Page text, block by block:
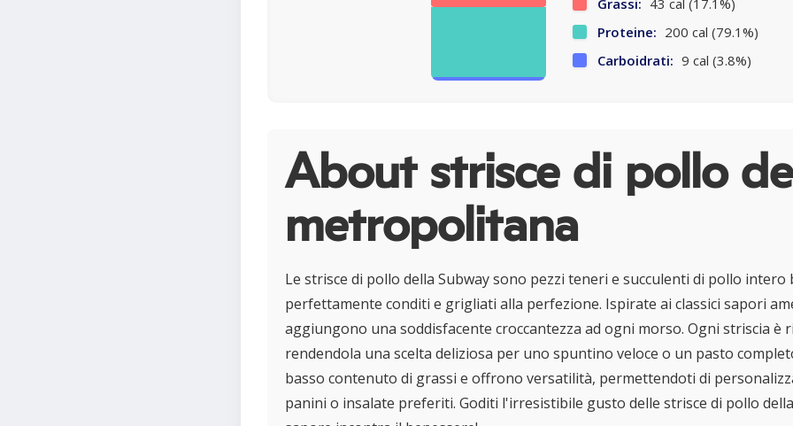
Grassi: 43 cal (17.1%)
Proteine: 200 cal (79.1%)
Carboidrati: 9 cal (3.8%)
About strisce di pollo
metropolitana
Le strisce di pollo della Subway sono pezzi teneri e succulenti di pollo intero
perfettamente conditi e grigliati alla perfezione. Ispirate ai classici sapori
aggiungono una soddisfacente croccantezza ad ogni morso. Ogni striscia è
rendendola una scelta deliziosa per uno spuntino veloce o un pasto
basso contenuto di grassi e offrono versatilità, permettendoti di
panini o insalate preferiti. Goditi l'irresistibile gusto delle strisce di pollo